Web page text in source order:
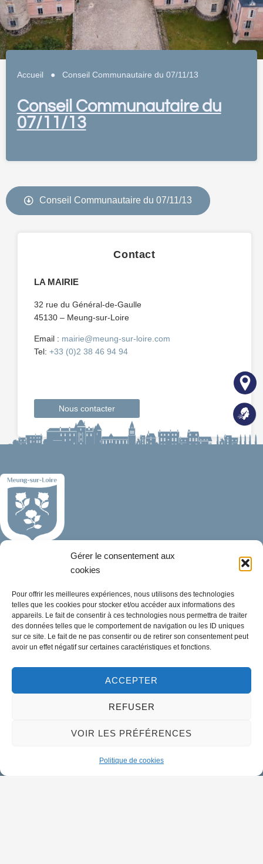
Gérer le consentement aux
cookies
Pour offrir les meilleures expériences, nous utilisons des technologies
telles que les cookies pour stocker et/ou accéder aux informations des
appareils. Le fait de consentir à ces technologies nous permettra de traiter
des données telles que le comportement de navigation ou les ID uniques
sur ce site. Le fait de ne pas consentir ou de retirer son consentement peut
avoir un effet négatif sur certaines caractéristiques et fonctions.
ACCEPTER
REFUSER
VOIR LES PRÉFÉRENCES
Politique de cookies
Accueil ● Conseil Communautaire du 07/11/13
Conseil Communautaire du
07/11/13
Contact
LA MAIRIE
32 rue du Général-de-Gaulle
45130 – Meung-sur-Loire
Email : mairie@meung-sur-loire.com
Tel: +33 (0)2 38 46 94 94
Nous contacter
Conseil Communautaire du 07/11/13
Mairie de Meung-sur-Loire
45130 Meung-sur-Loire
02 38 46 94 94
mairie@meung-sur-loire.com
9h00 à 12h30 & 13h30 à 18h00
9h00 à 12h30 & 14h00 à 17h30